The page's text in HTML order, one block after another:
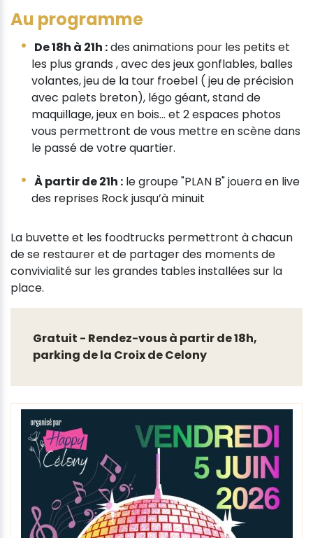
Au programme
De 18h à 21h :des animations pour les petits et
les plus grands , avec des jeux gonflables, balles
volantes, jeu de la tour froebel ( jeu de précision
avec palets breton), légo géant, stand de
maquillage, jeux en bois... et 2 espaces photos
vous permettront de vous mettre en scène dans
le passé de votre quartier.
À partir de 21h : le groupe "PLAN B" jouera en live
des reprises Rock jusqu’à minuit
La buvette et les foodtrucks permettront à chacun
de se restaurer et de partager des moments de
convivialité sur les grandes tables installées sur la
place.
Gratuit - Rendez-vous à partir de 18h,
parking de la Croix de Celony